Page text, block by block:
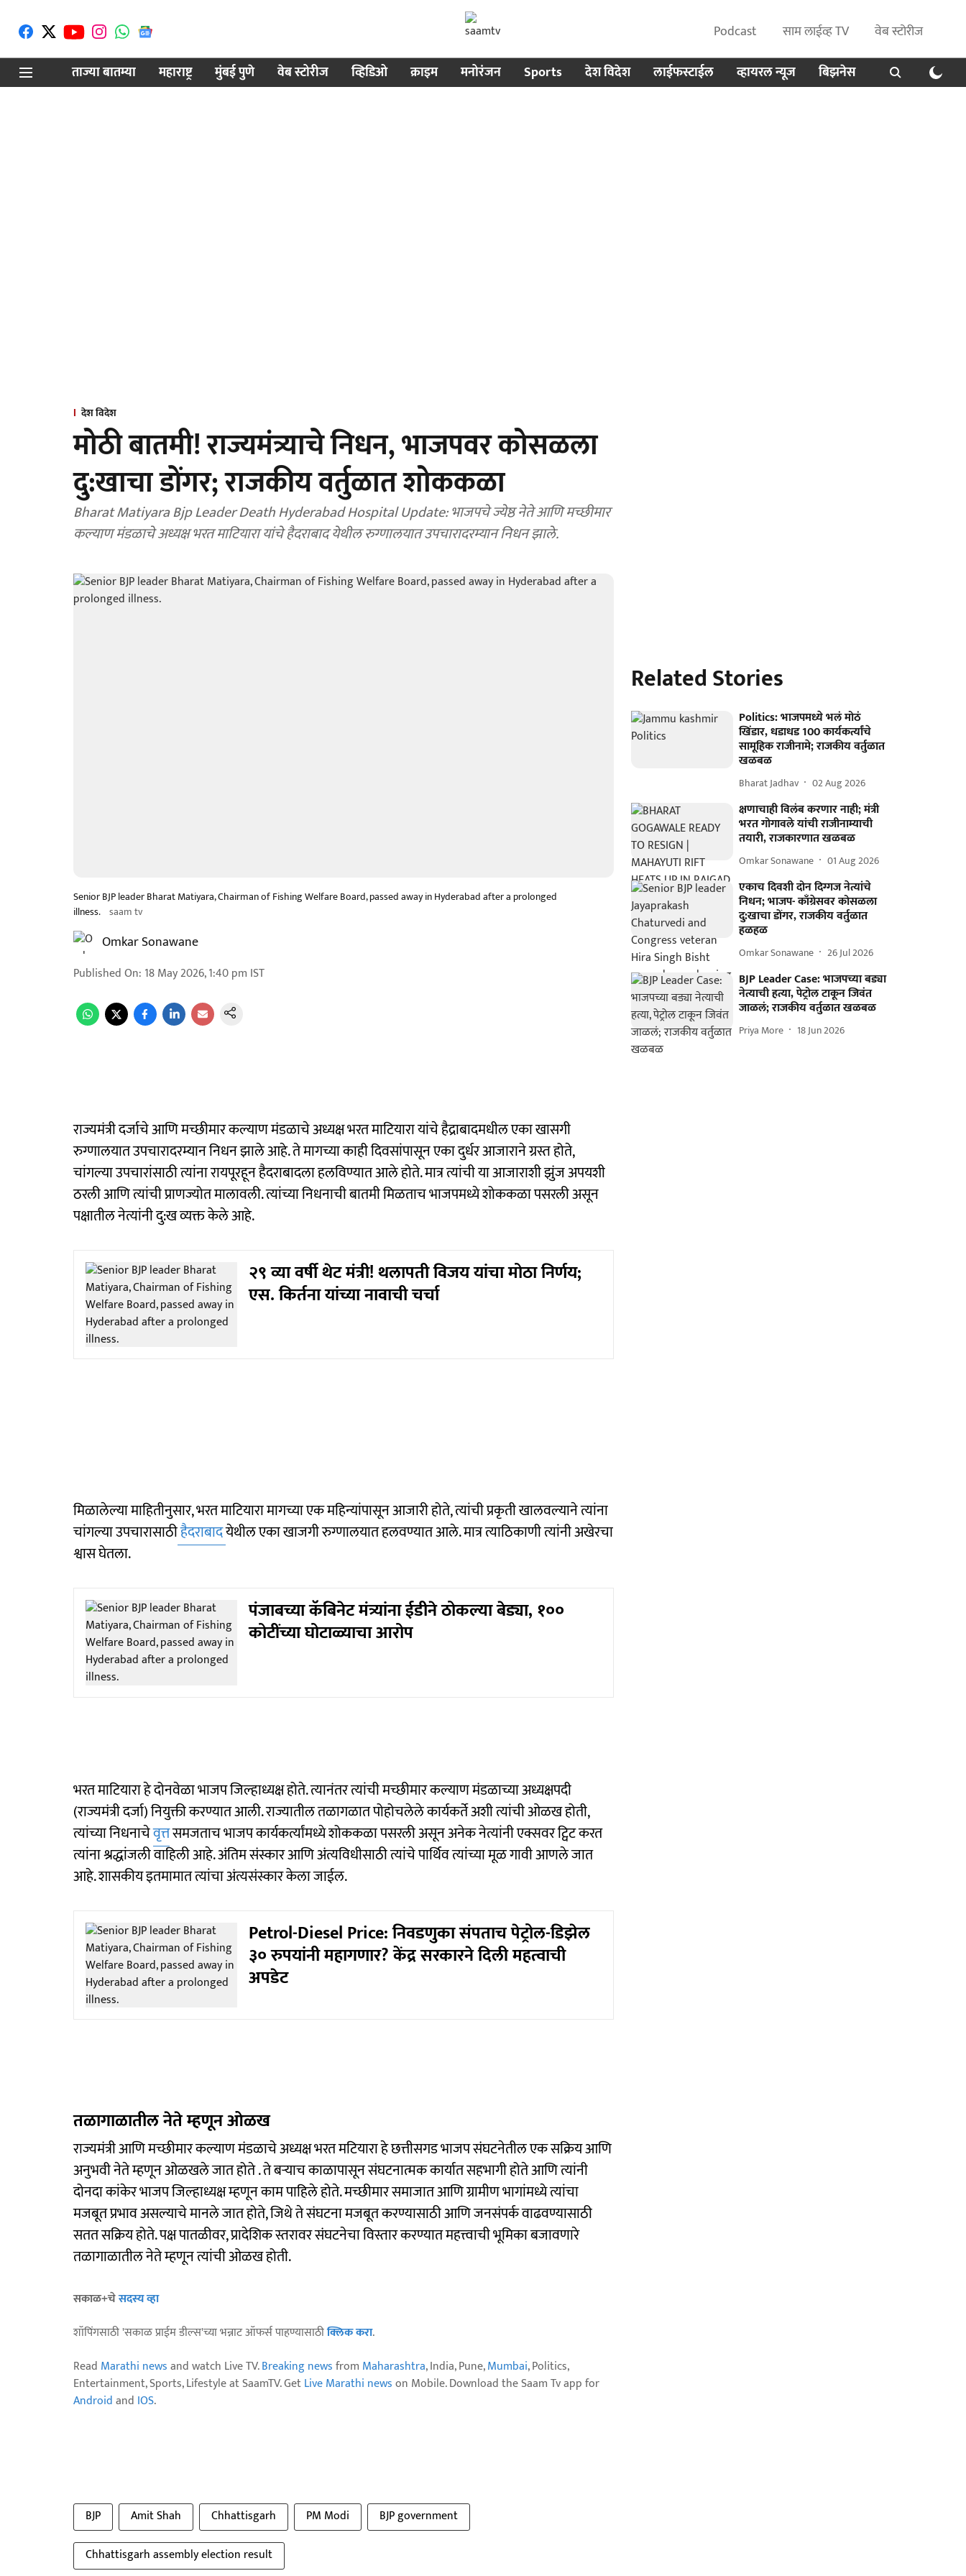
Podcast साम लाईव्ह TV
वेब स्टोरीज
ताज्या बातम्या
महाराष्ट्र मुंबई पुणे वेब स्टोरीज व्हिडिओ क्राइम मनोरंजन Sports देश विदेश लाईफस्टाईल व्हायरल न्यूज बिझनेस
देश विदेश
मोठी बातमी! राज्यमंत्र्याचे निधन, भाजपवर कोसळला
दु:खाचा डोंगर; राजकीय वर्तुळात शोककळा
Bharat Matiyara Bjp Leader Death Hyderabad Hospital Update: भाजपचे ज्येष्ठ नेते आणि मच्छीमार
कल्याण मंडळाचे अध्यक्ष भरत माटियारा यांचे हैदराबाद येथील रुग्णालयात उपचारादरम्यान निधन झाले.
Senior BJP leader Bharat Matiyara, Chairman of Fishing Welfare Board, passed away in Hyderabad after a prolonged
illness. saam tv
Omkar Sonawane
Published On: 18 May 2026, 1:40 pm IST
राज्यमंत्री दर्जाचे आणि मच्छीमार कल्याण मंडळाचे अध्यक्ष भरत माटियारा यांचे हैद्राबादमधील एका खासगी
रुग्णालयात उपचारादरम्यान निधन झाले आहे. ते मागच्या काही दिवसांपासून एका दुर्धर आजाराने ग्रस्त होते,
चांगल्या उपचारांसाठी त्यांना रायपूरहून हैदराबादला हलविण्यात आले होते. मात्र त्यांची या आजाराशी झुंज अपयशी
ठरली आणि त्यांची प्राणज्योत मालावली. त्यांच्या निधनाची बातमी मिळताच भाजपमध्ये शोककळा पसरली असून
पक्षातील नेत्यांनी दु:ख व्यक्त केले आहे.
२९ व्या वर्षी थेट मंत्री! थलापती विजय यांचा मोठा निर्णय;
एस. किर्तना यांच्या नावाची चर्चा
मिळालेल्या माहितीनुसार, भरत माटियारा मागच्या एक महिन्यांपासून आजारी होते, त्यांची प्रकृती खालवल्याने त्यांना
चांगल्या उपचारासाठीहैदराबादयेथील एका खाजगी रुग्णालयात हलवण्यात आले. मात्र त्याठिकाणी त्यांनी अखेरचा
श्वास घेतला.
पंजाबच्या कॅबिनेट मंत्र्यांना ईडीने ठोकल्या बेड्या, १००
कोटींच्या घोटाळ्याचा आरोप
भरत माटियारा हे दोनवेळा भाजप जिल्हाध्यक्ष होते. त्यानंतर त्यांची मच्छीमार कल्याण मंडळाच्या अध्यक्षपदी
(राज्यमंत्री दर्जा) नियुक्ती करण्यात आली. राज्यातील तळागळात पोहोचलेले कार्यकर्ते अशी त्यांची ओळख होती,
त्यांच्या निधनाचेवृत्तसमजताच भाजप कार्यकर्त्यांमध्ये शोककळा पसरली असून अनेक नेत्यांनी एक्सवर ट्विट करत
त्यांना श्रद्धांजली वाहिली आहे. अंतिम संस्कार आणि अंत्यविधीसाठी त्यांचे पार्थिव त्यांच्या मूळ गावी आणले जात
आहे. शासकीय इतमामात त्यांचा अंत्यसंस्कार केला जाईल.
Petrol-Diesel Price: निवडणुका संपताच पेट्रोल-डिझेल
३० रुपयांनी महागणार? केंद्र सरकारने दिली महत्वाची
अपडेट
तळागाळातील नेते म्हणून ओळख
राज्यमंत्री आणि मच्छीमार कल्याण मंडळाचे अध्यक्ष भरत मटियारा हे छत्तीसगड भाजप संघटनेतील एक सक्रिय आणि
अनुभवी नेते म्हणून ओळखले जात होते . ते बऱ्याच काळापासून संघटनात्मक कार्यात सहभागी होते आणि त्यांनी
दोनदा कांकेर भाजप जिल्हाध्यक्ष म्हणून काम पाहिले होते. मच्छीमार समाजात आणि ग्रामीण भागांमध्ये त्यांचा
मजबूत प्रभाव असल्याचे मानले जात होते, जिथे ते संघटना मजबूत करण्यासाठी आणि जनसंपर्क वाढवण्यासाठी
सतत सक्रिय होते. पक्ष पातळीवर, प्रादेशिक स्तरावर संघटनेचा विस्तार करण्यात महत्त्वाची भूमिका बजावणारे
तळागाळातील नेते म्हणून त्यांची ओळख होती.
सकाळ+चेसदस्य व्हा
शॉपिंगसाठी 'सकाळ प्राईम डील्स'च्या भन्नाट ऑफर्स पाहण्यासाठीक्लिक करा.
Read Marathi newsand watch Live TV.Breaking newsfrom Maharashtra, India, Pune,Mumbai, Politics,
Entertainment, Sports, Lifestyle at SaamTV. GetLive Marathi newson Mobile. Download the Saam Tv app for
Androidand IOS.
BJP Amit Shah Chhattisgarh PM Modi
BJP government
Chhattisgarh assembly election result
Related Stories
Politics: भाजपमध्ये भलं मोठं
खिंडार, धडाधड 100 कार्यकर्त्यांचे
सामूहिक राजीनामे; राजकीय वर्तुळात
खळबळ
Bharat Jadhav 02 Aug 2026
क्षणाचाही विलंब करणार नाही; मंत्री
भरत गोगावले यांची राजीनाम्याची
तयारी, राजकारणात खळबळ
Omkar Sonawane 01 Aug 2026
एकाच दिवशी दोन दिग्गज नेत्यांचे
निधन; भाजप- काँग्रेसवर कोसळला
दु:खाचा डोंगर, राजकीय वर्तुळात
हळहळ
Omkar Sonawane 26 Jul 2026
BJP Leader Case: भाजपच्या बड्या
नेत्याची हत्या, पेट्रोल टाकून जिवंत
जाळलं; राजकीय वर्तुळात खळबळ
Priya More 18 Jun 2026